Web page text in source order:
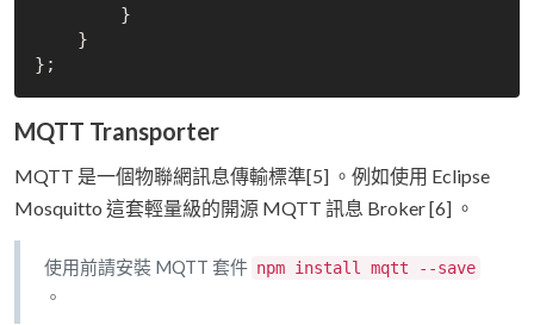
MQTT Transporter
MQTT 是一個物聯網訊息傳輸標準[5] 。例如使用 Eclipse
Mosquitto 這套輕量級的開源 MQTT 訊息 Broker [6] 。
使用前請安裝 MQTT 套件 npm install mqtt --save
。